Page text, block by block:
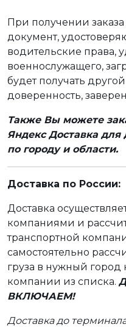
При получении
документ,
водительские права,
военнослужащего,
будет получать
доверенность,
Также Вы можете
Яндекс Доставка для
по городу и области.
Доставка по России:
Доставка
компаниями и
транспортной
самостоятельно
груза в нужный город
компании из списка.
ВКЛЮЧАЕМ!
Доставка до